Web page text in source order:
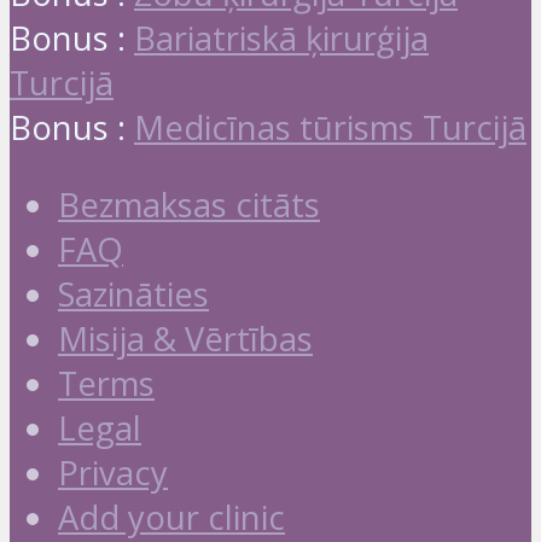
Bonus : Bariatriskā ķirurģija
Turcijā
Bonus : Medicīnas tūrisms Turcijā
Bezmaksas citāts
FAQ
Sazināties
Misija & Vērtības
Terms
Legal
Privacy
Add your clinic